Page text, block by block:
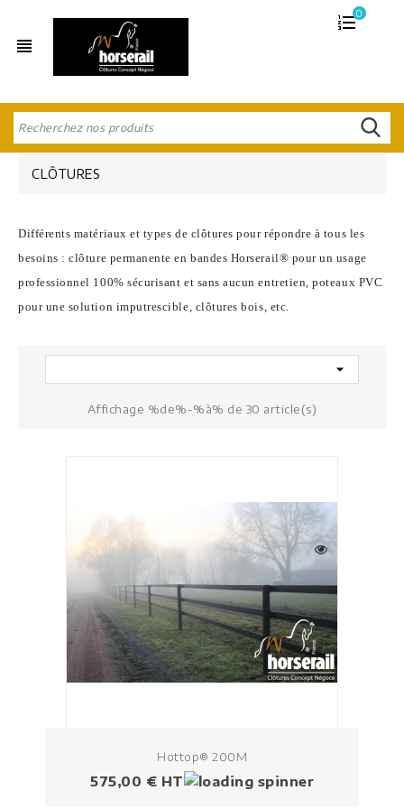
view_headline
0
CLÔTURES
Différents matériaux et types de clôtures pour répondre à tous les
besoins : clôture permanente en bandes Horserail® pour un usage
professionnel 100% sécurisant et sans aucun entretien, poteaux PVC
pour une solution imputrescible, clôtures bois, etc.

Affichage %de%-%à% de 30 article(s)
Hottop® 200M
Prix
575,00 € HT